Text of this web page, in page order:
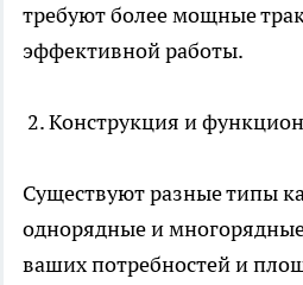
требуют более мощные
эффективной работы.
2. Конструкция и
Существуют разные типы
однорядные и
ваших потребностей и